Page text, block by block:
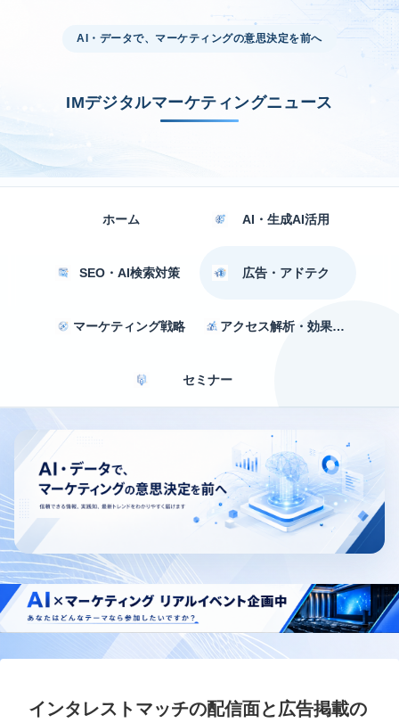
AI・データで、マーケティングの意思決定を前へ
IMデジタルマーケティングニュース
ホーム AI・生成AI活用
SEO・AI検索対策 広告・アドテク
マーケティング戦略 アクセス解析・効果測定
セミナー
インタレストマッチの配信面と広告掲載の